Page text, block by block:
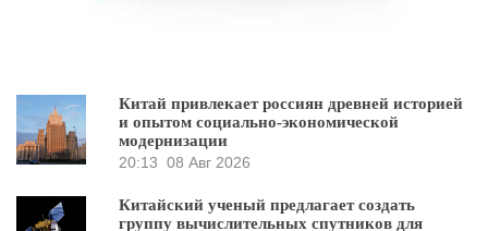
Китай привлекает россиян древней историей
и опытом социально-экономической
модернизации
20:13 08 Авг 2026
Китайский ученый предлагает создать
группу вычислительных спутников для